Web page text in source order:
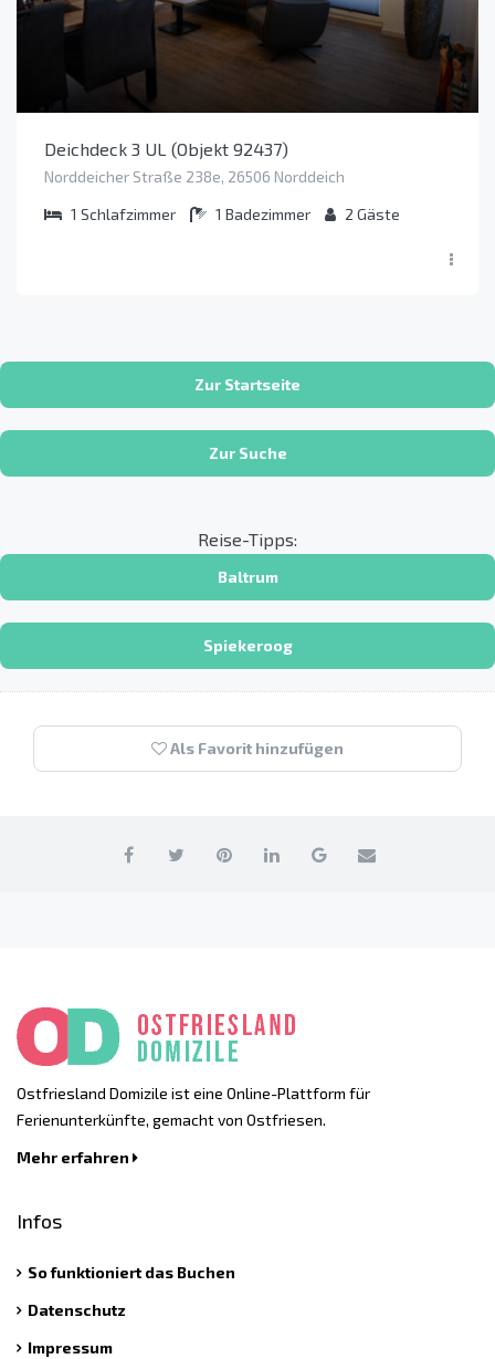
Deichdeck 3 UL (Objekt 92437)
Norddeicher Straße 238e, 26506 Norddeich
1 Schlafzimmer 1 Badezimmer 2 Gäste
Zur Startseite
Zur Suche
Reise-Tipps:
Baltrum
Spiekeroog
Als Favorit hinzufügen
Ostfriesland Domizile ist eine Online-Plattform für
Ferienunterkünfte, gemacht von Ostfriesen.
Mehr erfahren
Infos
So funktioniert das Buchen
Datenschutz
Impressum